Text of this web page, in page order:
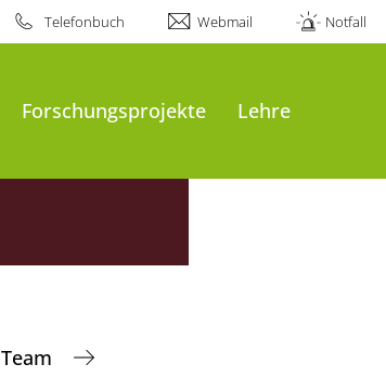
Telefonbuch Webmail Notfall
Forschungsprojekte Lehre
Team